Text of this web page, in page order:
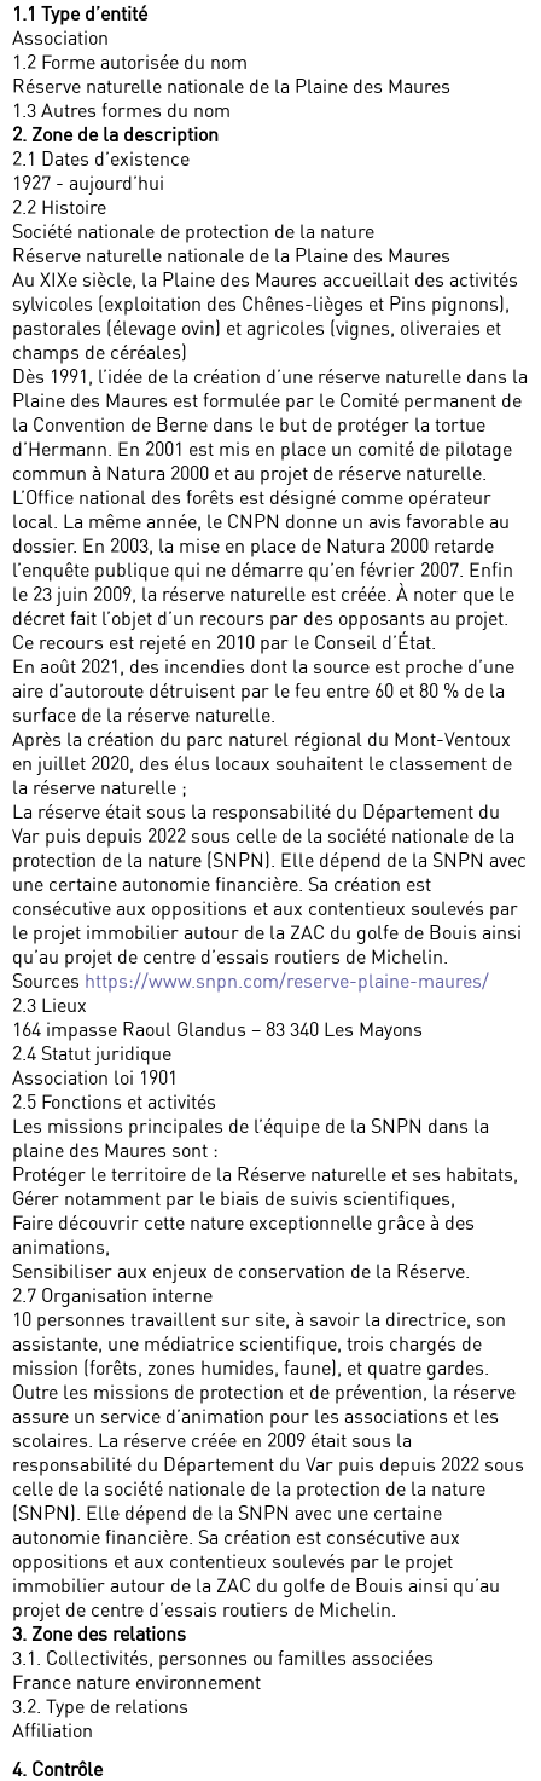
1.1 Type d’entité
Association
1.2 Forme autorisée du nom
Réserve naturelle nationale de la Plaine des Maures
1.3 Autres formes du nom
2. Zone de la description
2.1 Dates d’existence
1927 - aujourd’hui
2.2 Histoire
Société nationale de protection de la nature
Réserve naturelle nationale de la Plaine des Maures
Au XIXe siècle, la Plaine des Maures accueillait des activités
sylvicoles (exploitation des Chênes-lièges et Pins pignons),
pastorales (élevage ovin) et agricoles (vignes, oliveraies et
champs de céréales)
Dès 1991, l’idée de la création d’une réserve naturelle dans la
Plaine des Maures est formulée par le Comité permanent de
la Convention de Berne dans le but de protéger la tortue
d’Hermann. En 2001 est mis en place un comité de pilotage
commun à Natura 2000 et au projet de réserve naturelle.
L’Office national des forêts est désigné comme opérateur
local. La même année, le CNPN donne un avis favorable au
dossier. En 2003, la mise en place de Natura 2000 retarde
l’enquête publique qui ne démarre qu’en février 2007. Enfin
le 23 juin 2009, la réserve naturelle est créée. À noter que le
décret fait l’objet d’un recours par des opposants au projet.
Ce recours est rejeté en 2010 par le Conseil d’État.
En août 2021, des incendies dont la source est proche d’une
aire d’autoroute détruisent par le feu entre 60 et 80 % de la
surface de la réserve naturelle.
Après la création du parc naturel régional du Mont-Ventoux
en juillet 2020, des élus locaux souhaitent le classement de
la réserve naturelle ;
La réserve était sous la responsabilité du Département du
Var puis depuis 2022 sous celle de la société nationale de la
protection de la nature (SNPN). Elle dépend de la SNPN avec
une certaine autonomie financière. Sa création est
consécutive aux oppositions et aux contentieux soulevés par
le projet immobilier autour de la ZAC du golfe de Bouis ainsi
qu’au projet de centre d’essais routiers de Michelin.
Sources https://www.snpn.com/reserve-plaine-maures/
2.3 Lieux
164 impasse Raoul Glandus – 83 340 Les Mayons
2.4 Statut juridique
Association loi 1901
2.5 Fonctions et activités
Les missions principales de l’équipe de la SNPN dans la
plaine des Maures sont :
Protéger le territoire de la Réserve naturelle et ses habitats,
Gérer notamment par le biais de suivis scientifiques,
Faire découvrir cette nature exceptionnelle grâce à des
animations,
Sensibiliser aux enjeux de conservation de la Réserve.
2.7 Organisation interne
10 personnes travaillent sur site, à savoir la directrice, son
assistante, une médiatrice scientifique, trois chargés de
mission (forêts, zones humides, faune), et quatre gardes.
Outre les missions de protection et de prévention, la réserve
assure un service d’animation pour les associations et les
scolaires. La réserve créée en 2009 était sous la
responsabilité du Département du Var puis depuis 2022 sous
celle de la société nationale de la protection de la nature
(SNPN). Elle dépend de la SNPN avec une certaine
autonomie financière. Sa création est consécutive aux
oppositions et aux contentieux soulevés par le projet
immobilier autour de la ZAC du golfe de Bouis ainsi qu’au
projet de centre d’essais routiers de Michelin.
3. Zone des relations
3.1. Collectivités, personnes ou familles associées
France nature environnement
3.2. Type de relations
Affiliation
4. Contrôle